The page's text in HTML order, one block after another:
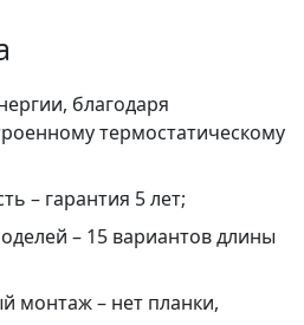
благодаря
термостатическому
– гарантия 5 лет;
– 15 вариантов длины
монтаж – нет планки,